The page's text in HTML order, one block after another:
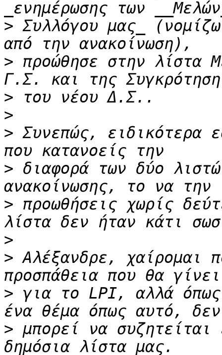
> Συλλόγου μας_
> προώθησε στην λίστα
>
>
> Συνεπώς, ειδικότερα
> διαφορά των δύο
> προωθήσεις χωρίς
>
> Αλέξανδρε, χαίρομαι
> για το LPI, αλλά όπως
> μπορεί να